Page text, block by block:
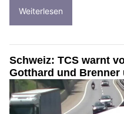
Weiterlesen
Schweiz: TCS warnt
Gotthard und Brenner